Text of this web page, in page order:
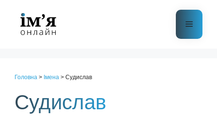
контенту
Меню
Головна > Імена > Судислав
Судислав